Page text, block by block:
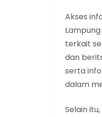
Akses
terkait
dan
serta
dalam
Selain